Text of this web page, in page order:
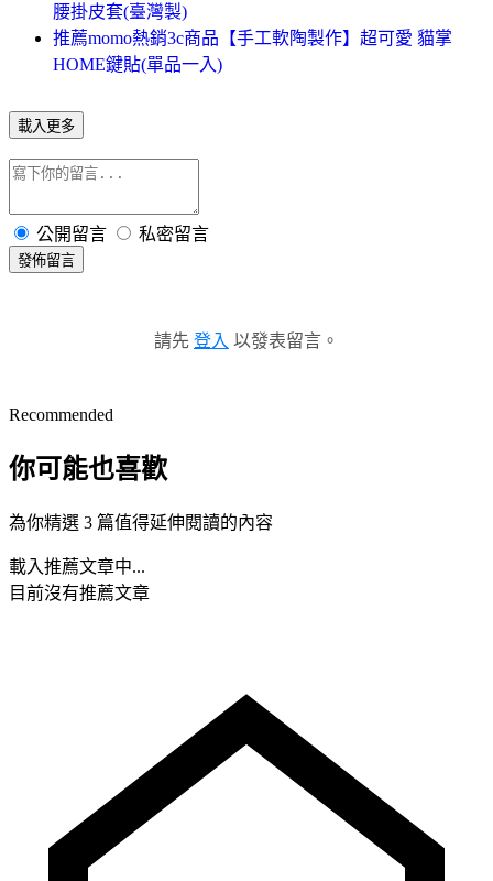
腰掛皮套(臺灣製)
推薦momo熱銷3c商品【手工軟陶製作】超可愛 貓掌
HOME鍵貼(單品一入)
載入更多
公開留言 私密留言
發佈留言
請先 登入 以發表留言。
Recommended
你可能也喜歡
為你精選 3 篇值得延伸閱讀的內容
載入推薦文章中...
目前沒有推薦文章